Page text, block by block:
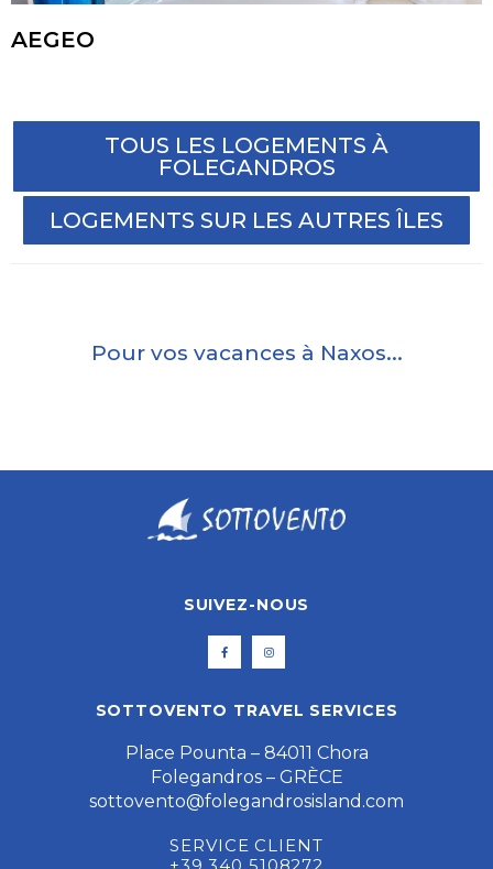
AEGEO
TOUS LES LOGEMENTS À
FOLEGANDROS
LOGEMENTS SUR LES AUTRES ÎLES
Pour vos vacances à Naxos...
SUIVEZ-NOUS
SOTTOVENTO TRAVEL SERVICES
Place Pounta – 84011 Chora
Folegandros – GRÈCE
sottovento@folegandrosisland.com
SERVICE CLIENT